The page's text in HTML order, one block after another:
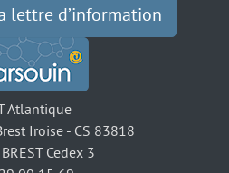
lettre d’information
Atlantique
Iroise - CS 83818
Cedex 3